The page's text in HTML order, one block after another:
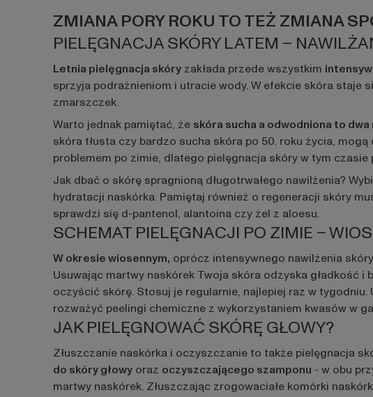
ZMIANA PORY ROKU TO TEŻ ZMIANA
PIELĘGNACJA SKÓRY LATEM –
Letnia pielęgnacja skóry zakłada przede wszystkim
sprzyja podrażnieniom i utracie wody. W efekcie skóra
zmarszczek.
Warto jednak pamiętać, że skóra sucha a odwodniona to
skóra tłusta czy bardzo sucha skóra po 50. roku życia,
problemem po zimie, dlatego pielęgnacja skóry w tym czasie
Jak dbać o skórę spragnioną długotrwałego nawilżenia?
hydratacji naskórka. Pamiętaj również o regeneracji skóry
sprawdzi się d-pantenol, alantoina czy żel z aloesu.
SCHEMAT PIELĘGNACJI PO ZIMIE –
W okresie wiosennym, oprócz intensywnego nawilżenia
Usuwając martwy naskórek Twoja skóra odzyska gładkość i
oczyścić skórę. Stosuj je regularnie, najlepiej raz w
rozważyć peelingi chemiczne z wykorzystaniem kwasów w
JAK PIELĘGNOWAĆ SKÓRĘ GŁOWY?
Złuszczanie naskórka i oczyszczanie to także pielęgnacja
do skóry głowy oraz oczyszczającego szamponu - w obu
martwy naskórek. Złuszczając zrogowaciałe komórki